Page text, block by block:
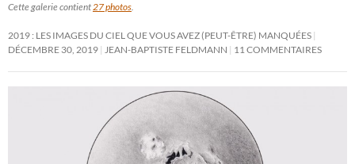
Cette galerie contient27 photos.
2019 : LES IMAGES DU CIEL QUE VOUS AVEZ (PEUT-ÊTRE) MANQUÉES
DÉCEMBRE 30, 2019 JEAN-BAPTISTE FELDMANN 11 COMMENTAIRES